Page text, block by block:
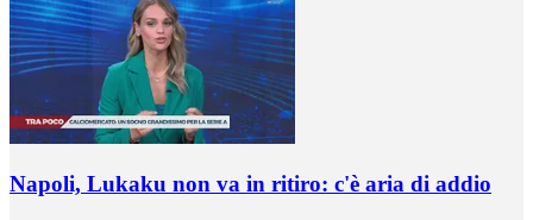
Napoli, Lukaku non va in ritiro: c'è aria di addio